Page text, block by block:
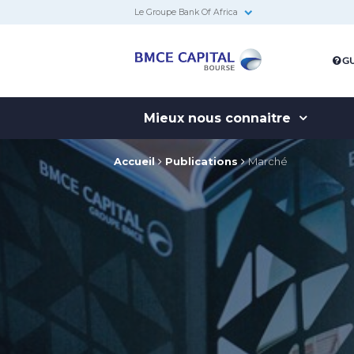
Le Groupe Bank Of Africa
Bourse
Mieux nous connaitre
Accueil Publications Marché